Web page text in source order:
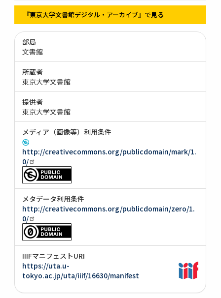
『東京大学文書館デジタル・アーカイブ』で見る
部局
文書館
所蔵者
東京大学文書館
提供者
東京大学文書館
メディア（画像等）利用条件
http://creativecommons.org/publicdomain/mark/1.
0/
メタデータ利用条件
http://creativecommons.org/publicdomain/zero/1.
0/
IIIFマニフェストURI
https://uta.u-
tokyo.ac.jp/uta/iiif/16630/manifest